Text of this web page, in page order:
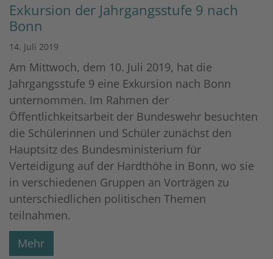
Exkursion der Jahrgangsstufe 9 nach
Bonn
14. Juli 2019
Am Mittwoch, dem 10. Juli 2019, hat die
Jahrgangsstufe 9 eine Exkursion nach Bonn
unternommen. Im Rahmen der
Öffentlichkeitsarbeit der Bundeswehr besuchten
die Schülerinnen und Schüler zunächst den
Hauptsitz des Bundesministerium für
Verteidigung auf der Hardthöhe in Bonn, wo sie
in verschiedenen Gruppen an Vorträgen zu
unterschiedlichen politischen Themen
teilnahmen.
Mehr